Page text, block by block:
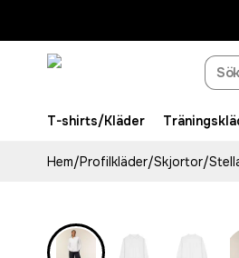
T-shirts/Kläder
Hem/Profilkläder/Skjortor/